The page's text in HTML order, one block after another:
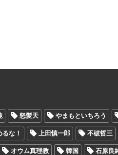
怒髪天 やまもといちろう
な！ 上田慎一郎 不破哲三
オウム真理教 韓国 石原良